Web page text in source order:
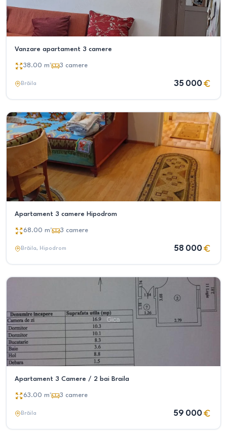
Vanzare apartament 3 camere
38.00 m² 3 camere
Brăila 35 000
Apartament 3 camere Hipodrom
68.00 m² 3 camere
Brăila, Hipodrom 58 000
Apartament 3 Camere / 2 bai Braila
63.00 m² 3 camere
Brăila 59 000